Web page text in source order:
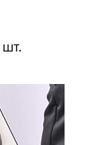
шт.